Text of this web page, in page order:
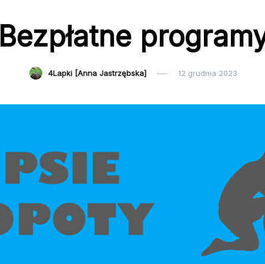
Bezpłatne
4Lapki [Anna Jastrzębska] 12 grudnia 2023